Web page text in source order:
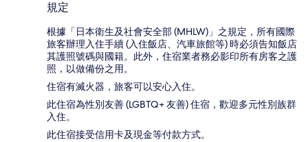
規定
根據「日本衛生及社會安全部 (MHLW)」之規定，所有國際
旅客辦理入住手續 (入住飯店、汽車旅館等) 時必須告知飯店
其護照號碼與國籍。此外，住宿業者務必影印所有房客之護
照，以做備份之用。
住宿有滅火器，旅客可以安心入住。
此住宿為性別友善 (LGBTQ+ 友善) 住宿，歡迎多元性別族群
入住。
此住宿接受信用卡及現金等付款方式。